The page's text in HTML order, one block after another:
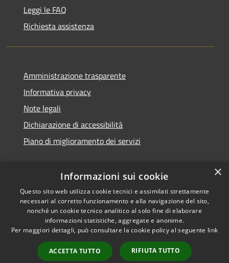
Leggi le FAQ
Richiesta assistenza
Amministrazione trasparente
Informativa privacy
Note legali
Dichiarazione di accessibilità
Piano di miglioramento dei servizi
RSS
Accessibilità
Privacy
Cookie
Mappa del sito
Webmail
Copyright © 2026 • Comune di
Treviglio • Powered by
Municipium•Accesso
redazione
×
Informazioni sui cookie
Questo sito web utilizza cookie tecnici e assimilati strettamente
necessari al corretto funzionamento e alla navigazione del sito,
nonché un cookie tecnico analitico al solo fine di elaborare
informazioni statistiche, aggregate e anonime.
Per maggiori dettagli, può consultare la cookie policy al seguente link
ACCETTA TUTTO RIFIUTA TUTTO